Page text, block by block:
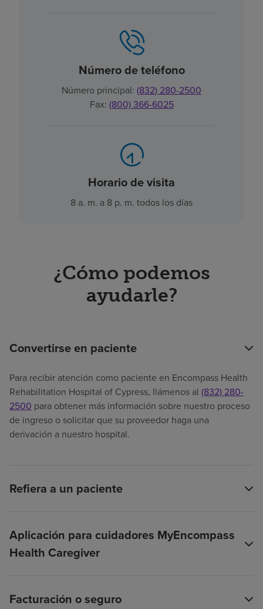
Número de teléfono
Número principal: (832) 280-2500
Fax: (800) 366-6025
Horario de visita
8 a. m. a 8 p. m. todos los días
¿Cómo podemos
ayudarle?
Convertirse en paciente
Para recibir atención como paciente en Encompass Health
Rehabilitation Hospital of Cypress, llámenos al (832) 280-
2500 para obtener más información sobre nuestro proceso
de ingreso o solicitar que su proveedor haga una
derivación a nuestro hospital.
Refiera a un paciente
Aplicación para cuidadores MyEncompass
Health Caregiver
Facturación o seguro